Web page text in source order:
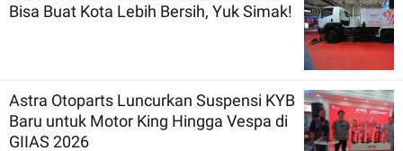
Bisa Buat Kota Lebih Bersih, Yuk Simak!
Astra Otoparts Luncurkan Suspensi KYB
Baru untuk Motor King Hingga Vespa di
GIIAS 2026